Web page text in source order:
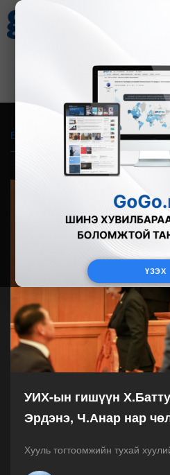
ҮЗЭХ
Бүгд Фото Видео
УИХ-ын гишүүн
Эрдэнэ, Ч.Анар нар
Хууль тогтоомжийн тухай